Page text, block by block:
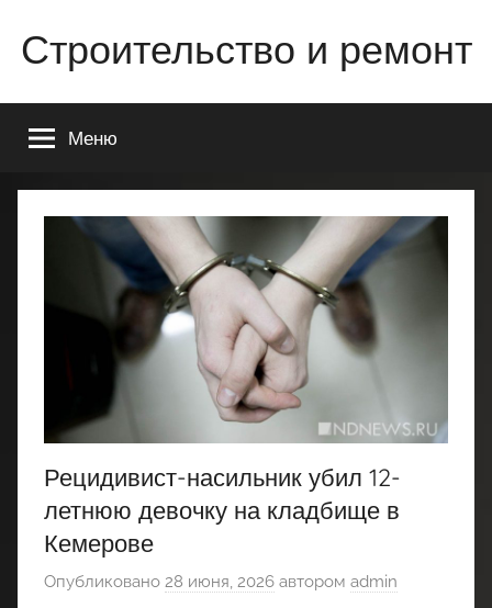
содержимому
Строительство и ремонт
строительстве
ремонте
Вашего
Меню
Рецидивист-насильник убил 12-
летнюю девочку на кладбище в
Кемерове
Опубликовано 28 июня, 2026 автором admin